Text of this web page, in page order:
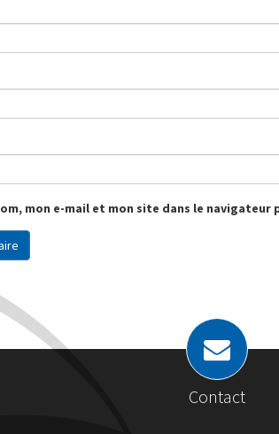
mon e-mail et mon site dans le navigateur
Contact